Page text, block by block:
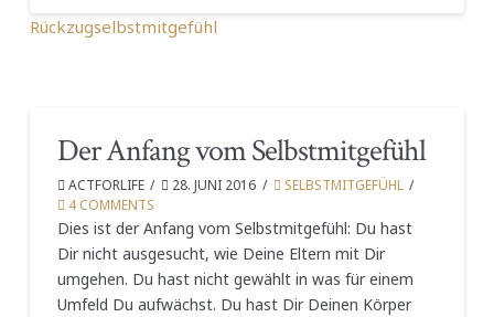
Rückzugselbstmitgefühl
Der Anfang vom Selbstmitgefühl
ACTFORLIFE 28. JUNI 2016
SELBSTMITGEFÜHL
4 COMMENTS
Dies ist der Anfang vom Selbstmitgefühl: Du hast
Dir nicht ausgesucht, wie Deine Eltern mit Dir
umgehen. Du hast nicht gewählt in was für einem
Umfeld Du aufwächst. Du hast Dir Deinen Körper